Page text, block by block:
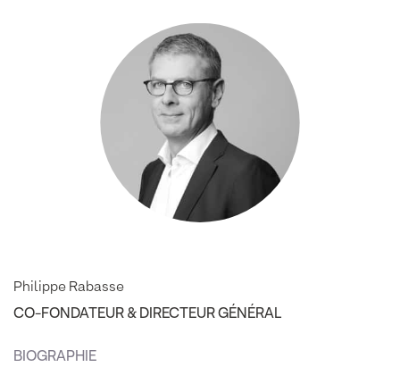
Philippe Rabasse
CO-FONDATEUR & DIRECTEUR GÉNÉRAL
BIOGRAPHIE